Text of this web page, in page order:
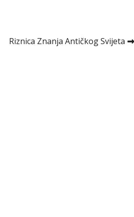
Riznica Znanja Antičkog Svijeta